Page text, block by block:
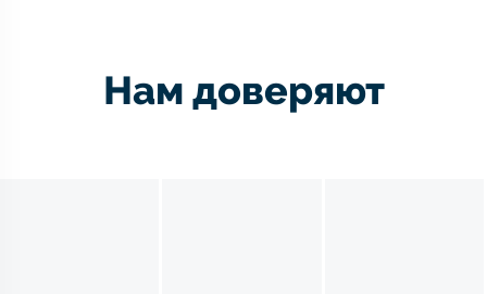
Нам доверяют